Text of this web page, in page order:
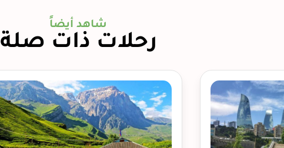
شاهد أيضاً
رحلات ذات صلة